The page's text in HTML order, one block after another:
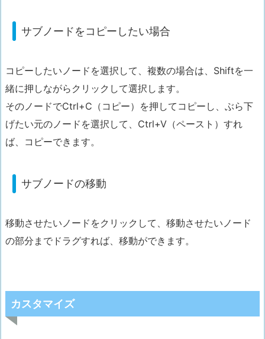
サブノードをコピーしたい場合
コピーしたいノードを選択して、複数の場合は、Shiftを一
緒に押しながらクリックして選択します。
そのノードでCtrl+C（コピー）を押してコピーし、ぶら下
げたい元のノードを選択して、Ctrl+V（ペースト）すれ
ば、コピーできます。
サブノードの移動
移動させたいノードをクリックして、移動させたいノード
の部分までドラグすれば、移動ができます。
カスタマイズ